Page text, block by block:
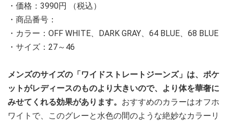
・価格：3990円 （税込）
・商品番号：
・カラー：OFF WHITE、DARK GRAY、64 BLUE、68 BLUE
・サイズ：27～46
メンズのサイズの「ワイドストレートジーンズ」は、ポケ
ットがレディースのものより大きいので、より体を華奢に
みせてくれる効果があります。 おすすめのカラーはオフホ
ワイトで、このグレーと水色の間のような絶妙なカラーリ